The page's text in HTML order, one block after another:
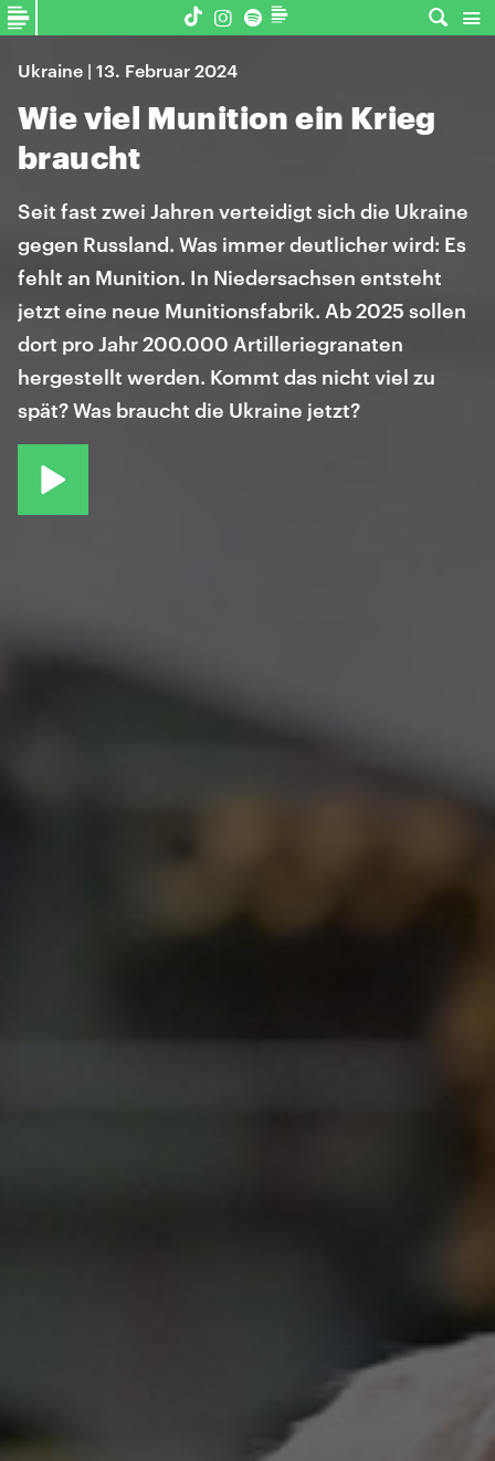
Ukraine | 13. Februar 2024
Wie viel Munition ein Krieg
braucht
Seit fast zwei Jahren verteidigt sich die Ukraine
gegen Russland. Was immer deutlicher wird: Es
fehlt an Munition. In Niedersachsen entsteht
jetzt eine neue Munitionsfabrik. Ab 2025 sollen
dort pro Jahr 200.000 Artilleriegranaten
hergestellt werden. Kommt das nicht viel zu
spät? Was braucht die Ukraine jetzt?